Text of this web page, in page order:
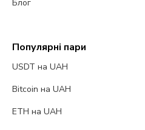
Блог
Популярні пари
USDT на UAH
Bitcoin на UAH
ETH на UAH